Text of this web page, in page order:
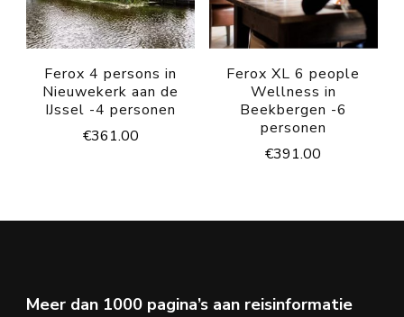
Ferox 4 persons in
Nieuwekerk aan de
IJssel -4 personen
€361.00
Ferox XL 6 people
Wellness in
Beekbergen -6
personen
€391.00
Meer dan 1000 pagina’s aan reisinformatie